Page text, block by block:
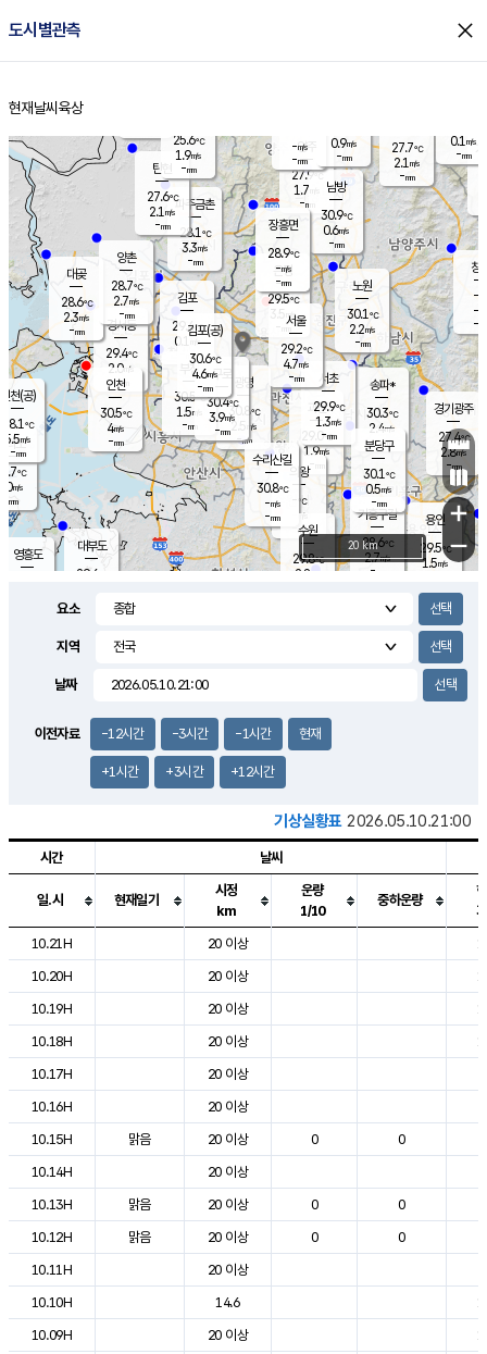
도시별관측 close
홈
현재날씨 육상
의도
℃
m/s
mm
영흥도
양주
27.9℃
1.7
-mm
과천
29.0℃
1.9m/s
- mm
용인
29.5℃
1.5m/s
경기광주
27.4℃
2.8m/s
-mm
2.7m/s
대부도
29.6
경서동
29.4℃
2.0m/s
-mm
파주금촌
28.1℃
3.3m/s
-mm
27.7℃
2.1 m/s
-mm
대곶
28.6℃
2.3m/s
-mm
창
-
-m/
-
탄현
27.6℃
2.1 m/s
-mm
0.1 m/s
-mm
의왕
- ℃
m/s
mm
김포
29.4℃
0.1 m/s
mm
광명
30.8 ℃
2.5 m/s
-mm
부천
30.5℃
1.5m/s
-mm
양촌
28.7℃
2.7m/s
-mm
구로
30.4℃
3.9m/s
-mm
은평
29.5℃
3.5 m/s
- mm
노원
30.1℃
2.2m/s
-mm
송파*
30.3℃
2.4m/s
-mm
서초
29.9℃
1.3m/s
-mm
남방
30.9℃
0.6m/s
-mm
기흥구갈
28.6℃
2.7m/s
-
수리산길
30.8℃
-m/s
-mm
분당구
30.1℃
0.5m/s
-mm
장흥면
28.9℃
-m/s
-mm
-m/s
-mm
인천(공)
28.1℃
5.5m/s
-mm
김포(공)
30.6℃
4.6m/s
-mm
수원
29.8℃
2.8 m/s
인천
30.5℃
4m/s
-mm
서울
29.2℃
4.7m/s
-mm
25.6℃
1.9m/s
-mm
0.9m/s
-mm
+
−
20 km
요소
지역
날짜
이전자료 -12시간 -3시간 -1시간 현재
+1시간 +3시간 +12시간
기상실황표 2026.05.10.21:00
도시별 기상실황표로 지점, 날씨, 기온, 강수, 바람, 기압등을 안내한 표입
시간 날씨
일.시 현재일기
시정
km
운량
1/10
중하운량
10.21H
20 이상
10.20H
20 이상
10.19H
20 이상
10.18H
20 이상
10.17H
20 이상
10.16H
20 이상
10.15H
맑음 20 이상 0 0
10.14H
20 이상
10.13H
맑음 20 이상 0 0
10.12H
맑음 20 이상 0 0
10.11H
20 이상
10.10H
14.6
10.09H
20 이상